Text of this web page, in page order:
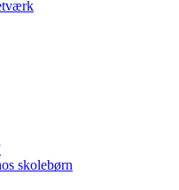
skolebørn